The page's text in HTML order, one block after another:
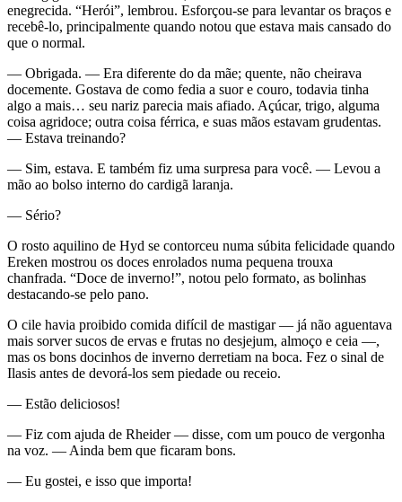
enegrecida. “Herói”, lembrou. Esforçou-se para levantar os braços e
recebê-lo, principalmente quando notou que estava mais cansado do
que o normal.
— Obrigada. — Era diferente do da mãe; quente, não cheirava
docemente. Gostava de como fedia a suor e couro, todavia tinha
algo a mais… seu nariz parecia mais afiado. Açúcar, trigo, alguma
coisa agridoce; outra coisa férrica, e suas mãos estavam grudentas.
— Estava treinando?
— Sim, estava. E também fiz uma surpresa para você. — Levou a
mão ao bolso interno do cardigã laranja.
— Sério?
O rosto aquilino de Hyd se contorceu numa súbita felicidade quando
Ereken mostrou os doces enrolados numa pequena trouxa
chanfrada. “Doce de inverno!”, notou pelo formato, as bolinhas
destacando-se pelo pano.
O cile havia proibido comida difícil de mastigar — já não aguentava
mais sorver sucos de ervas e frutas no desjejum, almoço e ceia —,
mas os bons docinhos de inverno derretiam na boca. Fez o sinal de
Ilasis antes de devorá-los sem piedade ou receio.
— Estão deliciosos!
— Fiz com ajuda de Rheider — disse, com um pouco de vergonha
na voz. — Ainda bem que ficaram bons.
— Eu gostei, e isso que importa!